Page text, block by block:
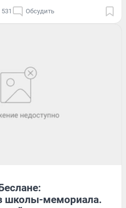
531 Обсудить
школы-мемориала.